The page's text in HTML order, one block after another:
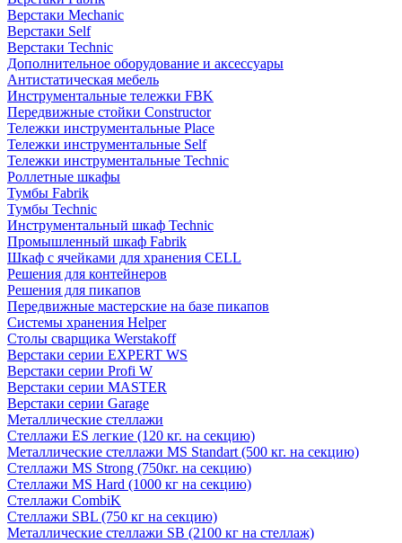
Верстаки Mechanic
Верстаки Self
Верстаки Technic
Дополнительное оборудование и аксессуары
Антистатическая мебель
Инструментальные тележки FBK
Передвижные стойки Constructor
Тележки инструментальные Place
Тележки инструментальные Self
Тележки инструментальные Technic
Роллетные шкафы
Тумбы Fabrik
Тумбы Technic
Инструментальный шкаф Technic
Промышленный шкаф Fabrik
Шкаф с ячейками для хранения CELL
Решения для контейнеров
Решения для пикапов
Передвижные мастерские на базе пикапов
Системы хранения Helper
Столы сварщика Werstakoff
Верстаки серии EXPERT WS
Верстаки серии Profi W
Верстаки серии MASTER
Верстаки серии Garage
Металлические стеллажи
Стеллажи ES легкие (120 кг. на секцию)
Металлические стеллажи MS Standart (500 кг. на секцию)
Стеллажи MS Strong (750кг. на секцию)
Стеллажи MS Hard (1000 кг на секцию)
Стеллажи CombiK
Стеллажи SBL (750 кг на секцию)
Металлические стеллажи SB (2100 кг на стеллаж)